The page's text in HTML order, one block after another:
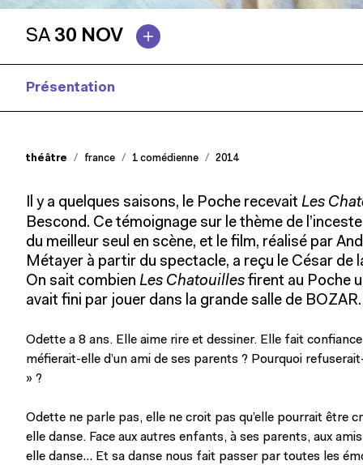
SA 30 NOV
Présentation
théâtre france 1 comédienne 2014
Il y a quelques saisons, le Poche recevait Les
Bescond. Ce témoignage sur le thème de
du meilleur seul en scène, et le film, réalisé par
Métayer à partir du spectacle, a reçu le César de
On sait combien Les Chatouilles firent au Poche
avait fini par jouer dans la grande salle de BOZAR.
Odette a 8 ans. Elle aime rire et dessiner. Elle fait
méfierait-elle d’un ami de ses parents ? Pourquoi
» ?
Odette ne parle pas, elle ne croit pas qu’elle pourrait être
elle danse. Face aux autres enfants, à ses parents, aux
elle danse… Et sa danse nous fait passer par toutes les